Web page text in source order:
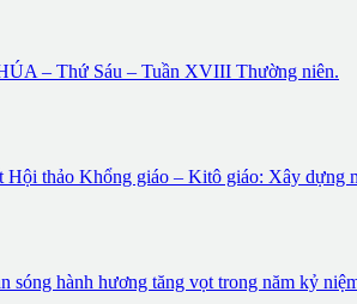
– Thứ Sáu – Tuần XVIII Thường niên.
Hội thảo Khổng giáo – Kitô giáo: Xây dựng
sóng hành hương tăng vọt trong năm kỷ